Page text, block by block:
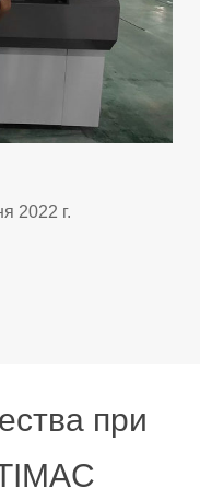
2022 г.
при